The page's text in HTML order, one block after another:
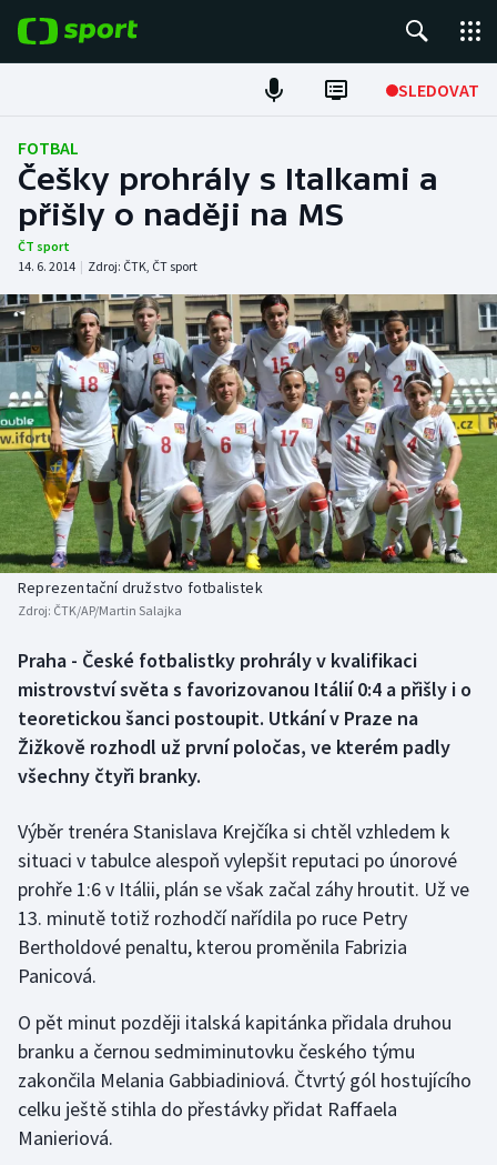
SLEDOVAT
Fotbal
Hokej
Tenis
Atletika
Cyklistika
DALŠÍ SPORTY
Americký fotbal
Baseball a softbal
Basketbal
Biatlon
Boby a skeleton
Box
Curling
Dostihy
Florbal
Futsal
Gymnastika
Házená
NEPŘEHLÉDNĚTE
Soutěže
Historické návraty
Aplikace ČT sport
AZ kvíz
FOTBAL
Češky prohrály s Italkami a
přišly o naději na MS
ČT sport
14. 6. 2014 | Zdroj: ČTK, ČT sport
Reprezentační družstvo fotbalistek
Zdroj: ČTK/AP/Martin Salajka
Praha - České fotbalistky prohrály v kvalifikaci
mistrovství světa s favorizovanou Itálií 0:4 a přišly i o
teoretickou šanci postoupit. Utkání v Praze na
Žižkově rozhodl už první poločas, ve kterém padly
všechny čtyři branky.
Výběr trenéra Stanislava Krejčíka si chtěl vzhledem k
situaci v tabulce alespoň vylepšit reputaci po únorové
prohře 1:6 v Itálii, plán se však začal záhy hroutit. Už ve
13. minutě totiž rozhodčí nařídila po ruce Petry
Bertholdové penaltu, kterou proměnila Fabrizia
Panicová.
O pět minut později italská kapitánka přidala druhou
branku a černou sedmiminutovku českého týmu
zakončila Melania Gabbiadiniová. Čtvrtý gól hostujícího
celku ještě stihla do přestávky přidat Raffaela
Manieriová.